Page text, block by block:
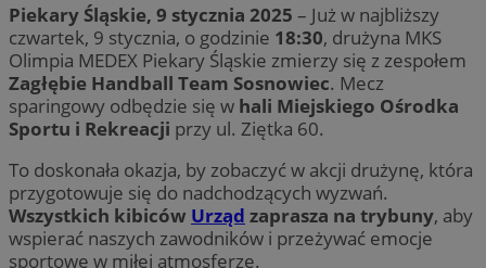
Piekary Śląskie, 9 stycznia 2025 – Już w najbliższy
czwartek, 9 stycznia, o godzinie 18:30, drużyna MKS
Olimpia MEDEX Piekary Śląskie zmierzy się z zespołem
Zagłębie Handball Team Sosnowiec. Mecz
sparingowy odbędzie się w hali Miejskiego Ośrodka
Sportu i Rekreacji przy ul. Ziętka 60.
To doskonała okazja, by zobaczyć w akcji drużynę, która
przygotowuje się do nadchodzących wyzwań.
Wszystkich kibiców Urząd zaprasza na trybuny, aby
wspierać naszych zawodników i przeżywać emocje
sportowe w miłej atmosferze.